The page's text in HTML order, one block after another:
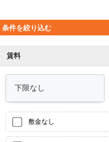
条件を絞り込む
賃料
敷金なし